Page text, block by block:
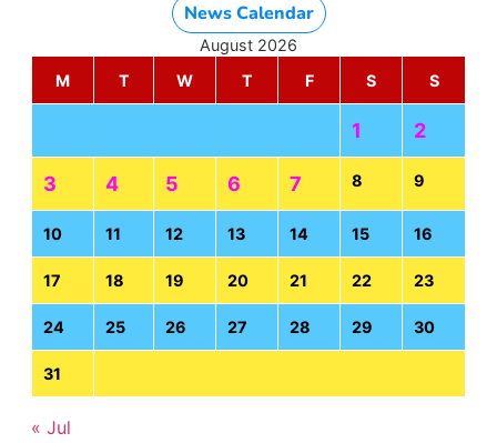
News Calendar
August 2026
M
T W T F S S
1 2
3 4 5 6 7 8 9
10 11 12 13 14 15 16
17 18 19 20 21 22 23
24 25 26 27 28 29 30
31
« Jul